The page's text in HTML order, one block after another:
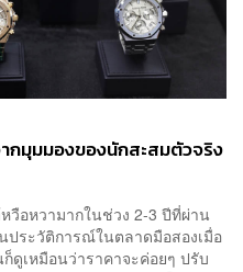
กมุมมองของนักสะสมตัวจริง
วือหวามากในช่วง 2-3 ปีที่ผ่าน
ประวัติการณ์ในตลาดมือสองเมื่อ
ดูเหมือนว่าราคาจะค่อยๆ ปรับ